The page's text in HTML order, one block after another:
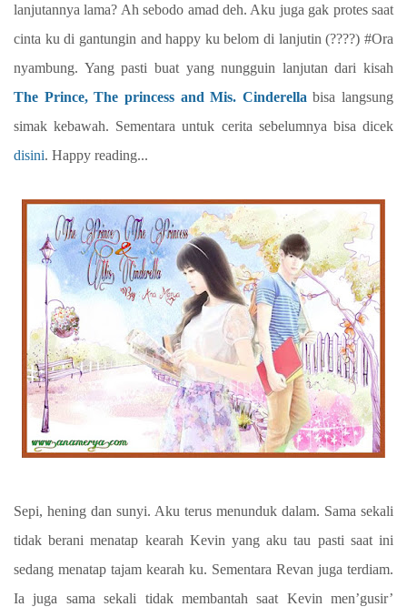
lanjutannya lama? Ah sebodo amad deh. Aku juga gak protes saat
cinta ku di gantungin and happy ku belom di lanjutin (????) #Ora
nyambung. Yang pasti buat yang nungguin lanjutan dari kisah
The Prince, The princess and Mis. Cinderella bisa langsung
simak kebawah. Sementara untuk cerita sebelumnya bisa dicek
disini. Happy reading...
Sepi, hening dan sunyi. Aku terus menunduk dalam. Sama sekali
tidak berani menatap kearah Kevin yang aku tau pasti saat ini
sedang menatap tajam kearah ku. Sementara Revan juga terdiam.
Ia juga sama sekali tidak membantah saat Kevin men’gusir’